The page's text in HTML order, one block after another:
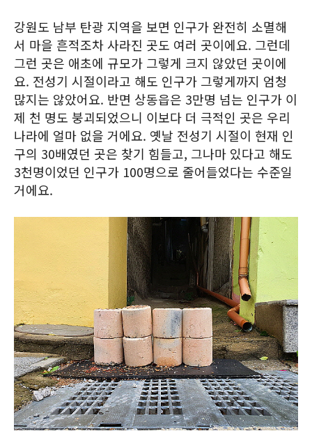
강원도 남부 탄광 지역을 보면 인구가 완전히 소멸해
서 마을 흔적조차 사라진 곳도 여러 곳이에요. 그런데
그런 곳은 애초에 규모가 그렇게 크지 않았던 곳이에
요. 전성기 시절이라고 해도 인구가 그렇게까지 엄청
많지는 않았어요. 반면 상동읍은 3만명 넘는 인구가 이
제 천 명도 붕괴되었으니 이보다 더 극적인 곳은 우리
나라에 얼마 없을 거에요. 옛날 전성기 시절이 현재 인
구의 30배였던 곳은 찾기 힘들고, 그나마 있다고 해도
3천명이었던 인구가 100명으로 줄어들었다는 수준일
거에요.